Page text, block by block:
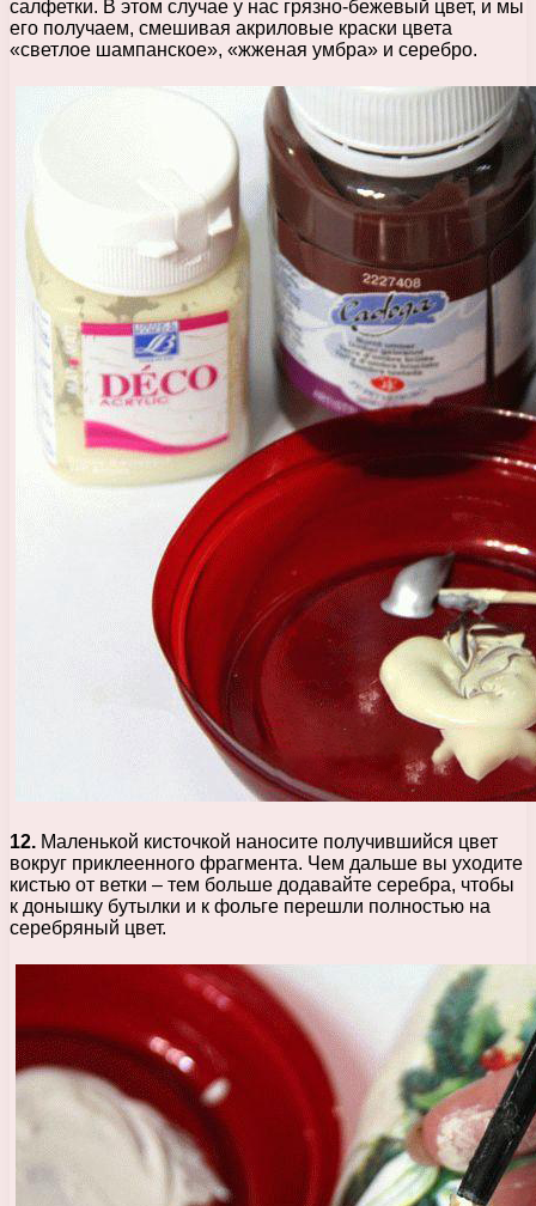
салфетки. В этом случае у нас грязно-бежевый цвет, и мы
его получаем, смешивая акриловые краски цвета
«светлое шампанское», «жженая умбра» и серебро.
12. Маленькой кисточкой наносите получившийся цвет
вокруг приклеенного фрагмента. Чем дальше вы уходите
кистью от ветки – тем больше додавайте серебра, чтобы
к донышку бутылки и к фольге перешли полностью на
серебряный цвет.